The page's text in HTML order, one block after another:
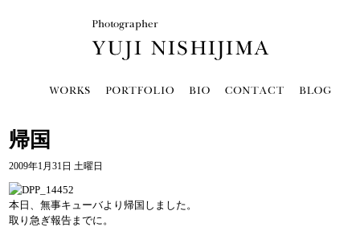
帰国
2009年1月31日 土曜日
本日、無事キューバより帰国しました。
取り急ぎ報告までに。